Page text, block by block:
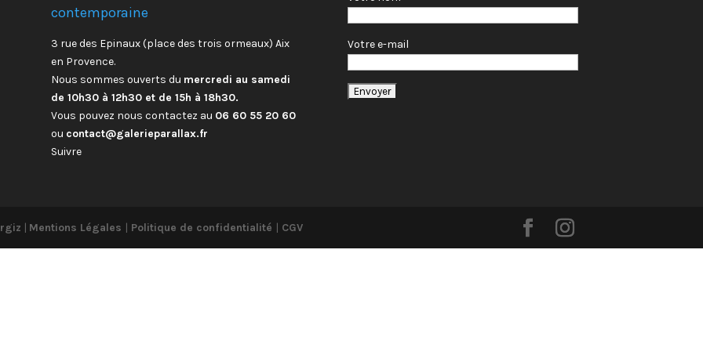
contemporaine
3 rue des Epinaux (place des trois ormeaux) Aix
en Provence.
Nous sommes ouverts du mercredi au samedi
de 10h30 à 12h30 et de 15h à 18h30.
Vous pouvez nous contactez au 06 60 55 20 60
ou contact@galerieparallax.fr
Suivre
Votre e-mail
| Mentions Légales | Politique de confidentialité | CGV